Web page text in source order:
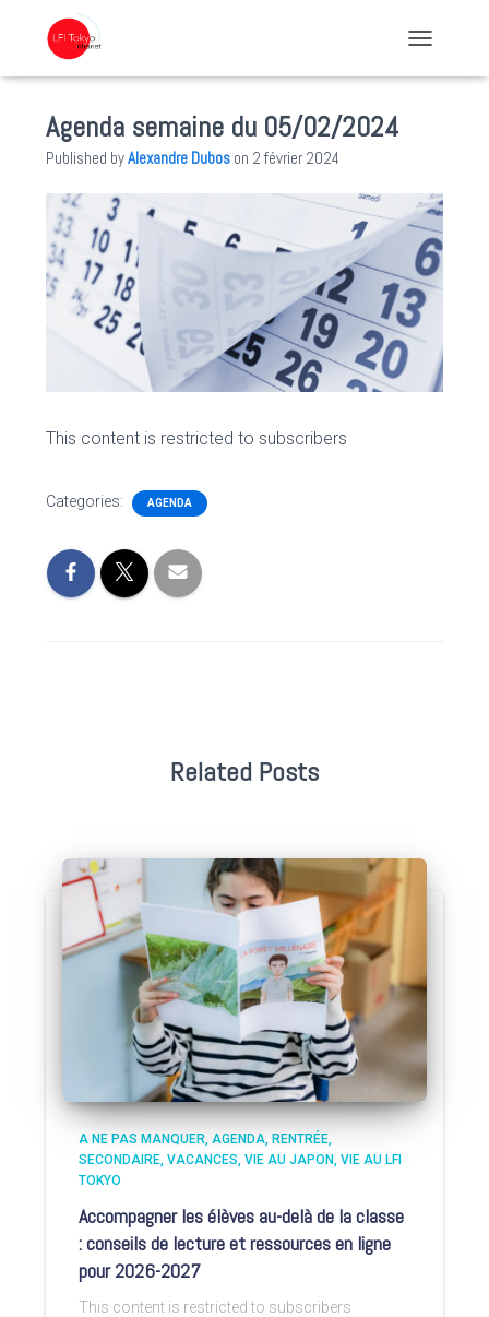
Agenda semaine du 05/02/2024
Published byAlexandre Dubos on 2 février 2024
This content is restricted to subscribers
Categories: AGENDA
Related Posts
A NE PAS MANQUER AGENDA RENTRÉE
SECONDAIRE VACANCES VIE AU JAPON VIE AU LFI
TOKYO
Accompagner les élèves au-delà de la classe
: conseils de lecture et ressources en ligne
pour 2026-2027
This content is restricted to subscribers